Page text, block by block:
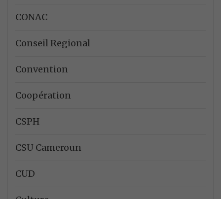
CONAC
Conseil Regional
Convention
Coopération
CSPH
CSU Cameroun
CUD